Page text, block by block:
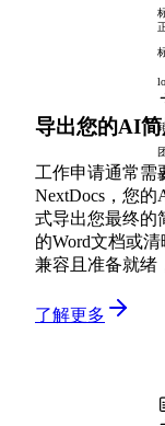
导出您的AI
工作申请通常需
NextDocs，您
式导出您最终的
的Word文档或
兼容且准备就绪
了解更多